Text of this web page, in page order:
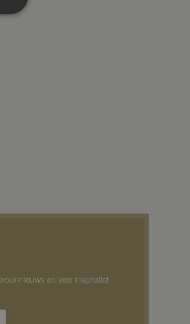
en veel inspiratie!